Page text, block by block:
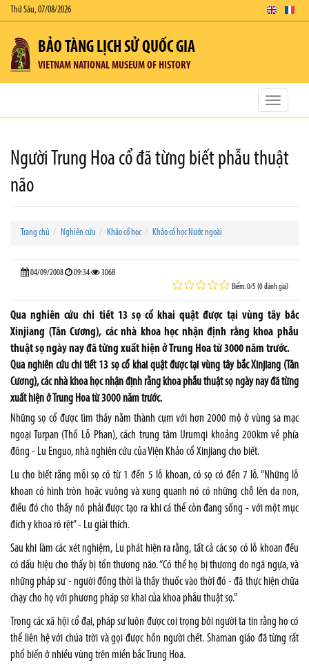
Thứ Sáu, 07/08/2026
BẢO TÀNG LỊCH SỬ QUỐC GIA
VIETNAM NATIONAL MUSEUM OF HISTORY
Toggle
Người Trung Hoa cổ đã từng biết phẫu thuật
não
Trang chủ Nghiên cứu Khảo cổ học Khảo cổ học Nước ngoài
04/09/2008 09:34 3068
Điểm: 0/5 (0 đánh giá)
Qua nghiên cứu chi tiết 13 sọ cổ khai quật được tại vùng tây bắc
Xinjiang (Tân Cương), các nhà khoa học nhận định rằng khoa phẫu
thuật sọ ngày nay đã từng xuất hiện ở Trung Hoa từ 3000 năm trước.
Qua nghiên cứu chi tiết 13 sọ cổ khai quật được tại vùng tây bắc Xinjiang (Tân
Cương), các nhà khoa học nhận định rằng khoa phẫu thuật sọ ngày nay đã từng
xuất hiện ở Trung Hoa từ 3000 năm trước.
Những sọ cổ được tìm thấy nằm thành cụm với hơn 2000 mộ ở vùng sa mạc
ngoại Turpan (Thổ Lỗ Phan), cách trung tâm Urumqi khoảng 200km về phía
đông - Lu Enguo, nhà nghiên cứu của Viện Khảo cổ Xinjiang cho biết.
Lu cho biết rằng mỗi sọ có từ 1 đến 5 lỗ khoan, có sọ có đến 7 lỗ. “Những lỗ
khoan có hình tròn hoặc vuông và xung quanh nó có những chỗ lên da non,
điều đó cho thấy nó phải được tạo ra khi cá thể còn đang sống - với một mục
đích y khoa rõ rệt” - Lu giải thích.
Sau khi làm các xét nghiệm, Lu phát hiện ra rằng, tất cả các sọ có lỗ khoan đều
có dấu hiệu cho thấy bị tổn thương não. “Có thể họ bị thương do ngã ngựa, và
những pháp sư - người đồng thời là thầy thuốc vào thời đó - đã thực hiện chữa
chạy cho họ với phương pháp sơ khai của khoa phẫu thuật sọ.”
Trong các xã hội cổ đại, pháp sư luôn được coi trọng bởi người ta tin rằng họ có
thể liên hệ với chúa trời và gọi được hồn người chết. Shaman giáo đã từng rất
phổ biến ở nhiều vùng trên miền bắc Trung Hoa.